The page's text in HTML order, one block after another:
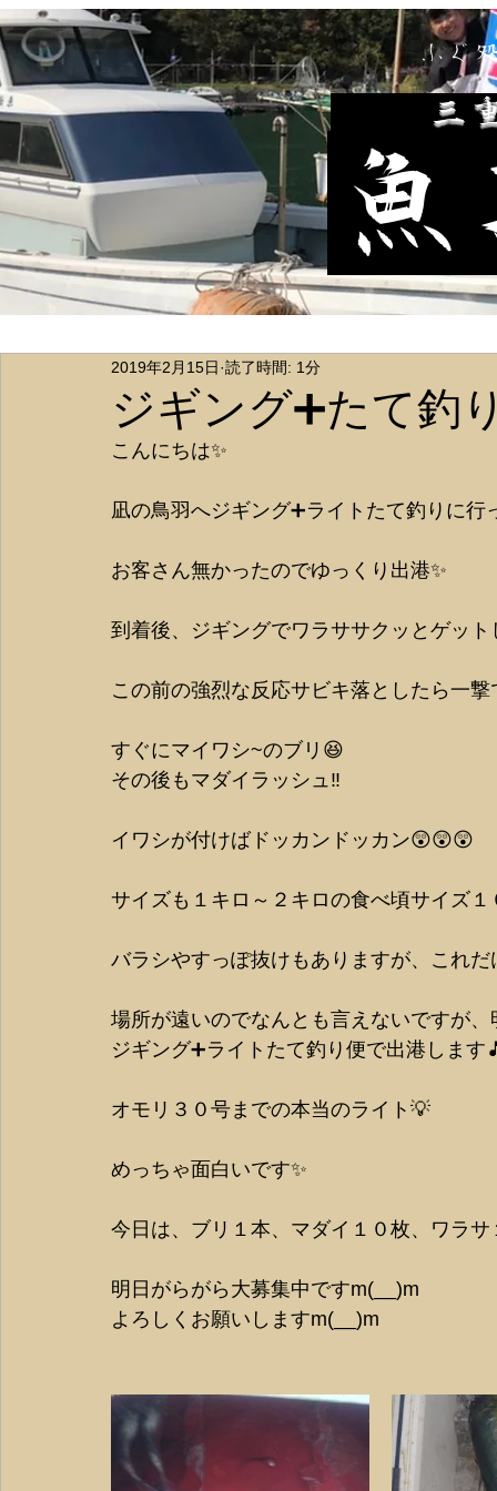
ふぐ
三重
ジギング➕たて釣
2019年2月15日 読了時間: 1分
こんにちは✨
凪の鳥羽へジギング➕ライトたて釣りに行
お客さん無かったのでゆっくり出港✨
到着後、ジギングでワラササクッとゲッ
この前の強烈な反応サビキ落としたら一
すぐにマイワシ~のブリ😆
その後もマダイラッシュ‼️
イワシが付けばドッカンドッカン😲😲😲
サイズも１キロ～２キロの食べ頃サイズ
バラシやすっぽ抜けもありますが、これ
場所が遠いのでなんとも言えないですが、
ジギング➕ライトたて釣り便で出港します
オモリ３０号までの本当のライト💡
めっちゃ面白いです✨
今日は、ブリ１本、マダイ１０枚、ワラ
明日がらがら大募集中ですm(__)m
よろしくお願いしますm(__)m